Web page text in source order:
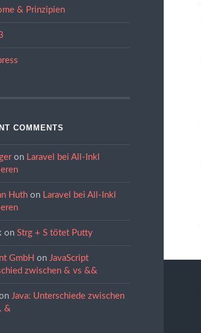
& Prinzipien
COMMENTS
on Laravel bei All-Inkl
Huthon Laravel bei All-Inkl
on Strg + S tötet Putty
GmbH on JavaScript
zwischen & vs &&
Java: Unterschiede zwischen
&